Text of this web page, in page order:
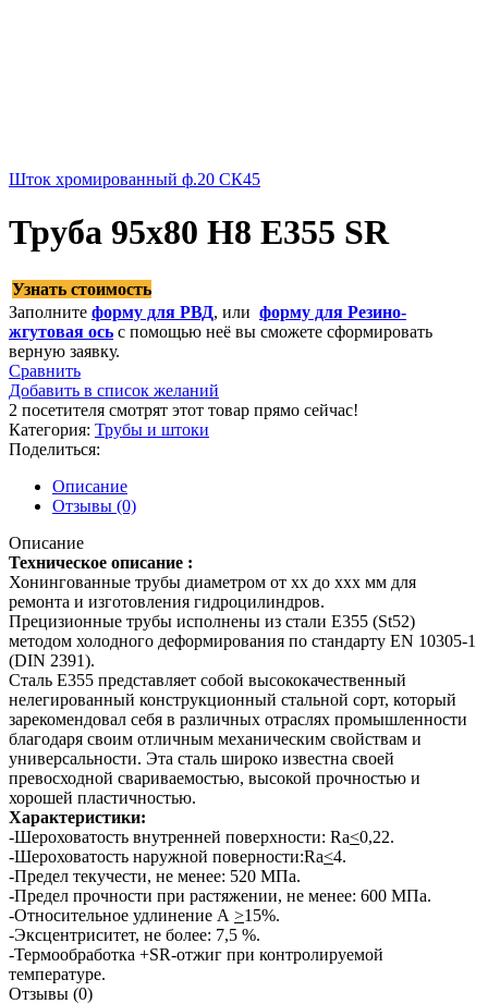
Шток хромированный ф.20 СК45
Труба 95х80 H8 Е355 SR
Узнать стоимость
Заполните форму для РВД, или форму для Резино-
жгутовая ось с помощью неё вы сможете сформировать
верную заявку.
Сравнить
Добавить в список желаний
2 посетителя смотрят этот товар прямо сейчас!
Категория: Трубы и штоки
Поделиться:
Описание
Отзывы (0)
Описание
Техническое описание :
Хонингованные трубы диаметром от хх до ххх мм для
ремонта и изготовления гидроцилиндров.
Прецизионные трубы исполнены из стали E355 (St52)
методом холодного деформирования по стандарту EN 10305-1
(DIN 2391).
Сталь E355 представляет собой высококачественный
нелегированный конструкционный стальной сорт, который
зарекомендовал себя в различных отраслях промышленности
благодаря своим отличным механическим свойствам и
универсальности. Эта сталь широко известна своей
превосходной свариваемостью, высокой прочностью и
хорошей пластичностью.
Характеристики:
-Шероховатость внутренней поверхности: Ra<0,22.
-Шероховатость наружной поверности:Ra<4.
-Предел текучести, не менее: 520 МПа.
-Предел прочности при растяжении, не менее: 600 МПа.
-Относительное удлинение A >15%.
-Эксцентриситет, не более: 7,5 %.
-Термообработка +SR-отжиг при контролируемой
температуре.
Отзывы (0)